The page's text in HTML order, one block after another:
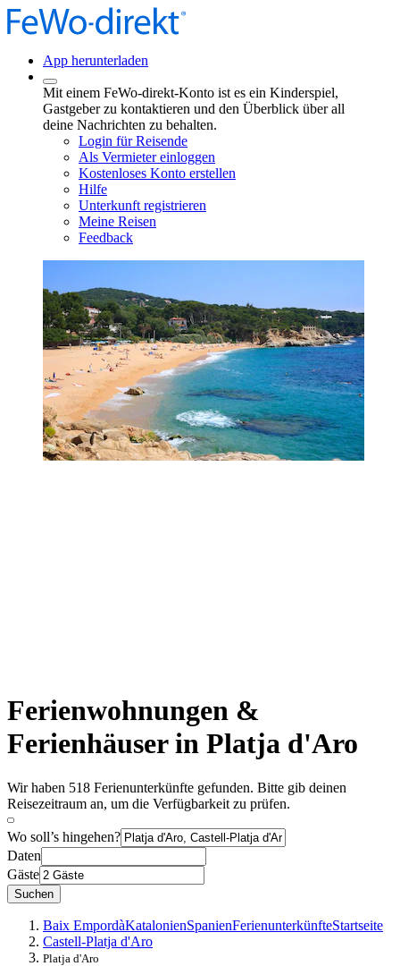
App herunterladen
Mit einem FeWo-direkt-Konto ist es ein Kinderspiel,
Gastgeber zu kontaktieren und den Überblick über all
deine Nachrichten zu behalten.
Login für Reisende
Als Vermieter einloggen
Kostenloses Konto erstellen
Hilfe
Unterkunft registrieren
Meine Reisen
Feedback
Ferienwohnungen &
Ferienhäuser in Platja d'Aro
Wir haben 518 Ferienunterkünfte gefunden. Bitte gib deinen
Reisezeitraum an, um die Verfügbarkeit zu prüfen.
Wo soll’s hingehen?
Daten
Gäste
Suchen
Baix EmpordàKatalonienSpanienFerienunterkünfteStartseite
Castell-Platja d'Aro
Platja d'Aro